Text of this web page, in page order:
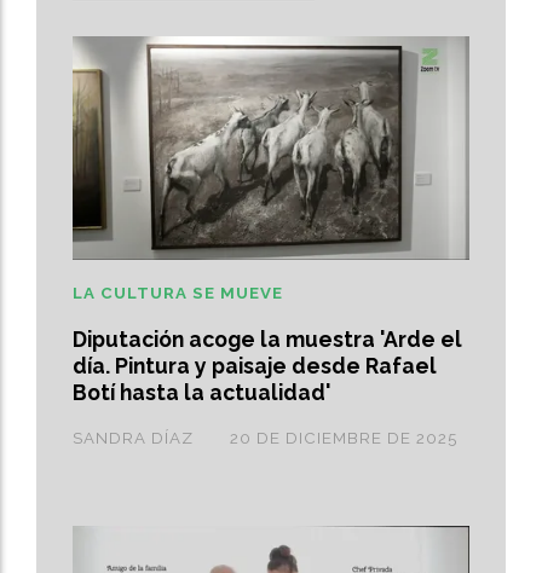
Diputación acoge la muestra 'Arde el
día. Pintura y paisaje desde Rafael
Botí hasta la actualidad'
SANDRA DÍAZ
LA CULTURA SE MUEVE
20 DE DICIEMBRE DE 2025